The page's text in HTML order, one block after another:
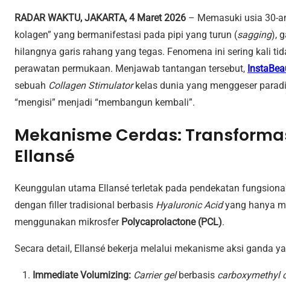
RADAR WAKTU, JAKARTA, 4 Maret 2026 – Memasuki usia 30-
kolagen” yang bermanifestasi pada pipi yang turun (sagging),
hilangnya garis rahang yang tegas. Fenomena ini sering kali
perawatan permukaan. Menjawab tantangan tersebut,
sebuah Collagen Stimulatorkelas dunia yang menggeser
“mengisi” menjadi “membangun kembali”.
Mekanisme Cerdas:
Ellansé
Keunggulan utama Ellansé terletak pada pendekatan
dengan filler tradisional berbasis Hyaluronic Acidyang hanya
menggunakan mikrosfer Polycaprolactone (PCL).
Secara detail, Ellansé bekerja melalui mekanisme aksi ganda
Immediate Volumizing: Carrier gelberbasis carboxymethyl